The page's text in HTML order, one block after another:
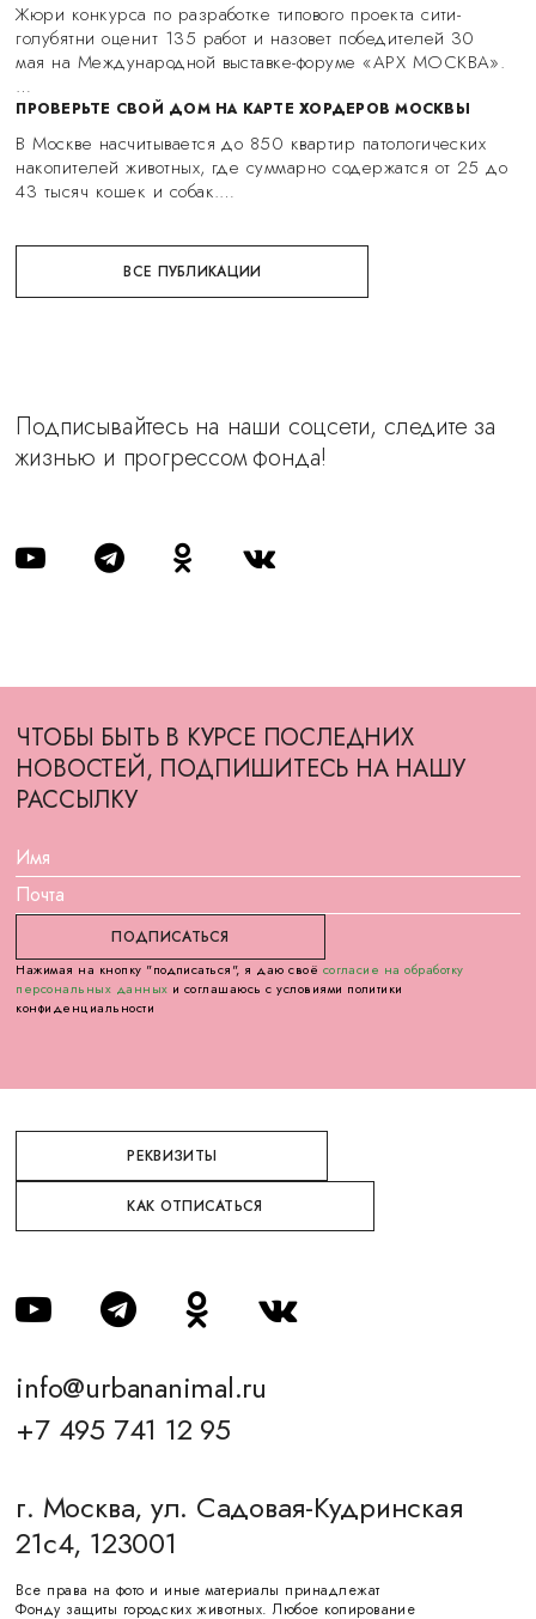
Жюри конкурса по разработке типового проекта сити-
голубятни оценит 135 работ и назовет победителей 30
мая на Международной выставке-форуме «АРХ МОСКВА».
…
ПРОВЕРЬТЕ СВОЙ ДОМ НА КАРТЕ ХОРДЕРОВ МОСКВЫ
В Москве насчитывается до 850 квартир патологических
накопителей животных, где суммарно содержатся от 25 до
43 тысяч кошек и собак.…
ВСЕ ПУБЛИКАЦИИ
Подписывайтесь на наши соцсети, следите за
жизнью и прогрессом фонда!
ЧТОБЫ БЫТЬ В КУРСЕ ПОСЛЕДНИХ
НОВОСТЕЙ, ПОДПИШИТЕСЬ НА НАШУ
РАССЫЛКУ
Нажимая на кнопку "подписаться", я даю своё согласие на обработку
персональных данных и соглашаюсь с условиями политики
конфиденциальности
РЕКВИЗИТЫ
КАК ОТПИСАТЬСЯ
info@urbananimal.ru
+7 495 741 12 95
г. Москва, ул. Садовая-Кудринская
21с4, 123001
Все права на фото и иные материалы принадлежат
Фонду защиты городских животных. Любое копирование